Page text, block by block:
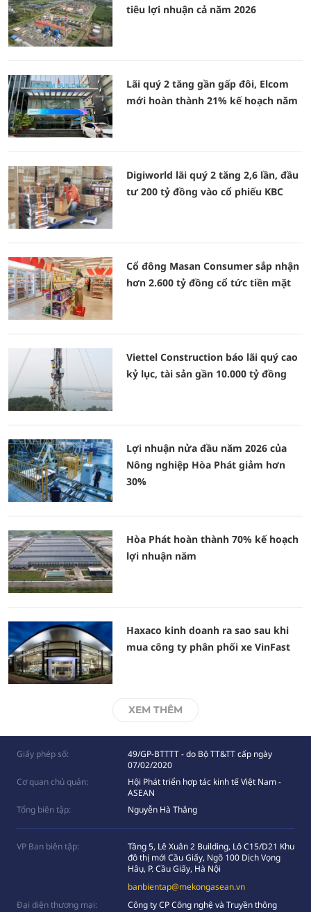
tiêu lợi nhuận cả năm 2026
Lãi quý 2 tăng gần gấp đôi, Elcom
mới hoàn thành 21% kế hoạch năm
Digiworld lãi quý 2 tăng 2,6 lần, đầu
tư 200 tỷ đồng vào cổ phiếu KBC
Cổ đông Masan Consumer sắp nhận
hơn 2.600 tỷ đồng cổ tức tiền mặt
Viettel Construction báo lãi quý cao
kỷ lục, tài sản gần 10.000 tỷ đồng
Lợi nhuận nửa đầu năm 2026 của
Nông nghiệp Hòa Phát giảm hơn
30%
Hòa Phát hoàn thành 70% kế hoạch
lợi nhuận năm
Haxaco kinh doanh ra sao sau khi
mua công ty phân phối xe VinFast
XEM THÊM
Giấy phép số:
49/GP-BTTTT - do Bộ TT&TT cấp ngày
07/02/2020
Cơ quan chủ quản:
Hội Phát triển hợp tác kinh tế Việt Nam -
ASEAN
Tổng biên tập:
Nguyễn Hà Thắng
VP Ban biên tập:
Tầng 5, Lê Xuân 2 Building, Lô C15/D21 Khu
đô thị mới Cầu Giấy, Ngõ 100 Dịch Vọng
Hâụ, P. Cầu Giấy, Hà Nội
banbientap@mekongasean.vn
Đại diện thương mại:
Công ty CP Công nghệ và Truyền thông